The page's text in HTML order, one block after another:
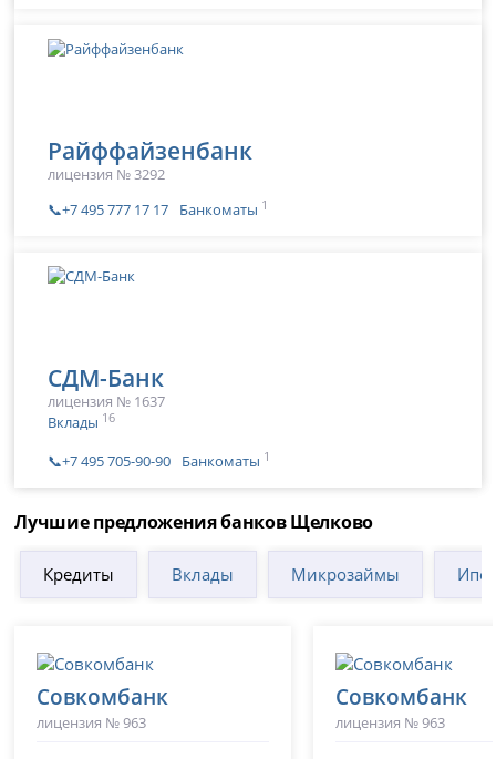
Райффайзенбанк
лицензия № 3292
📞+7 495 777 17 17
Банкоматы 1
СДМ-Банк
лицензия № 1637
Вклады 16
📞+7 495 705-90-90 Банкоматы 1
Лучшие предложения банков Щелково
Кредиты Вклады Микрозаймы
Совкомбанк
лицензия № 963
Совкомбанк
лицензия № 963